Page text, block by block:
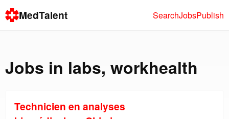
MedTalent SearchJobsPublish
Jobs in labs, workhealth
Technicien en analyses